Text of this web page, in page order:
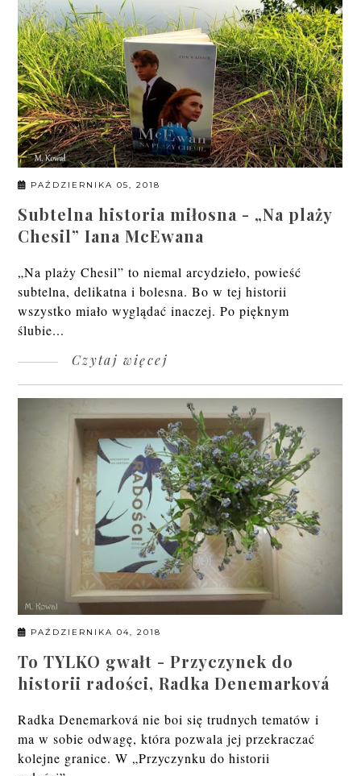
PAŹDZIERNIKA 05, 2018
Subtelna historia miłosna - „Na plaży
Chesil” Iana McEwana
„Na plaży Chesil” to niemal arcydzieło, powieść
subtelna, delikatna i bolesna. Bo w tej historii
wszystko miało wyglądać inaczej. Po pięknym
ślubie...
Czytaj więcej
PAŹDZIERNIKA 04, 2018
To TYLKO gwałt - Przyczynek do
historii radości, Radka Denemarková
Radka Denemarková nie boi się trudnych tematów i
ma w sobie odwagę, która pozwala jej przekraczać
kolejne granice. W „Przyczynku do historii